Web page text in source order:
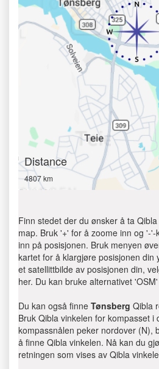
Distance
4807 km
Finn stedet der du ønsker å ta
map. Bruk '+' for å zoome inn og '-
inn på posisjonen. Bruk menyen
kartet for å klargjøre posisjonen din
et satellittbilde av posisjonen din,
her. Du kan bruke alternativet
Du kan også finne Tønsberg Qibla
Bruk Qibla vinkelen for kompasset i
kompassnålen peker nordover (N),
å finne Qibla vinkelen. Nå kan du
retningen som vises av Qibla